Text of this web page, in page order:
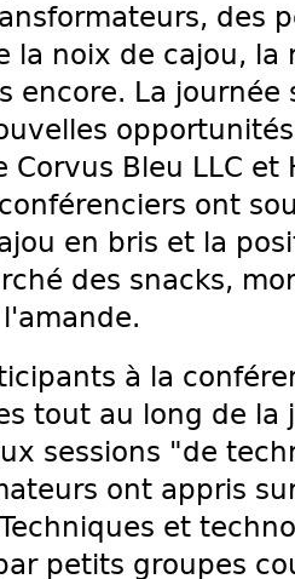
des
la noix de cajou,
encore. La
Corvus Bleu LLC
ont
en bris et la
des snacks,
à la
tout au long de la
sessions "de
ont appris
et
petits groupes